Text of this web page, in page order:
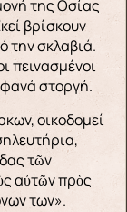
της Οσίας
βρίσκουν
την σκλαβιά.
πεινασμένοι
στοργή.
οικοδομεί
τῶν
αὐτῶν πρὸς
των».